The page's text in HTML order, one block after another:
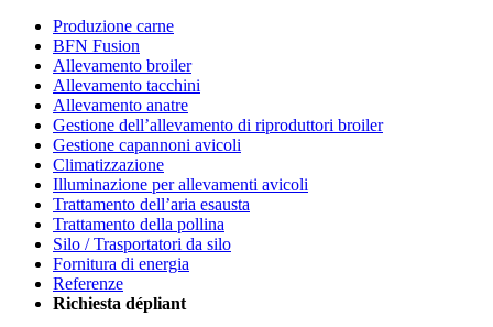
Produzione carne
BFN Fusion
Allevamento broiler
Allevamento tacchini
Allevamento anatre
Gestione dell’allevamento di riproduttori broiler
Gestione capannoni avicoli
Climatizzazione
Illuminazione per allevamenti avicoli
Trattamento dell’aria esausta
Trattamento della pollina
Silo / Trasportatori da silo
Fornitura di energia
Referenze
Richiesta dépliant